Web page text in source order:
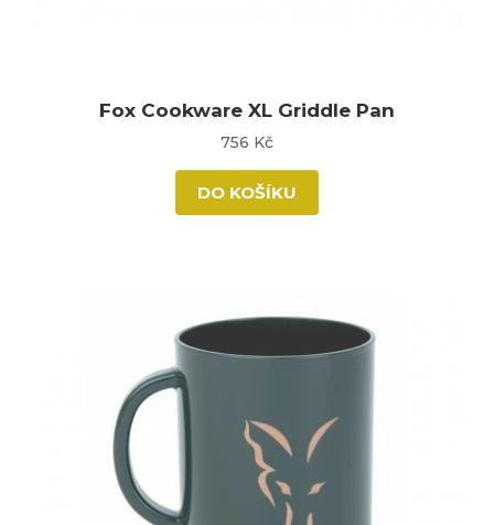
Fox Cookware XL Griddle Pan
756 Kč
DO KOŠÍKU